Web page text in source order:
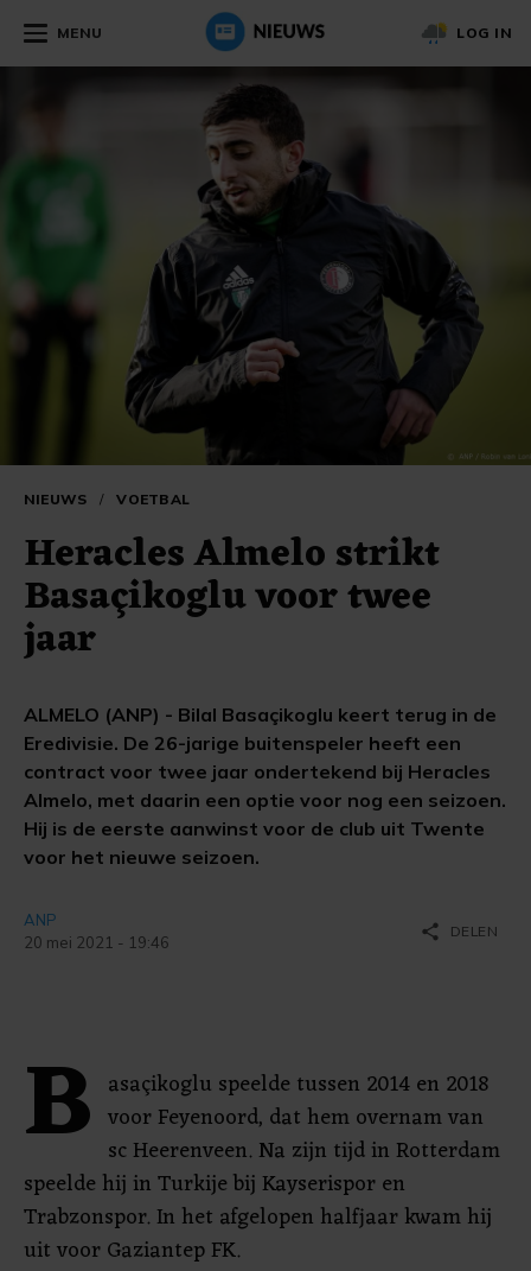
MENU LOG IN
NIEUWS / VOETBAL
Heracles Almelo strikt
Basaçikoglu voor twee
jaar
ALMELO (ANP) - Bilal Basaçikoglu keert terug in de
Eredivisie. De 26-jarige buitenspeler heeft een
contract voor twee jaar ondertekend bij Heracles
Almelo, met daarin een optie voor nog een seizoen.
Hij is de eerste aanwinst voor de club uit Twente
voor het nieuwe seizoen.
ANP
20 mei 2021 - 19:46
share DELEN
B asaçikoglu speelde tussen 2014 en 2018
voor Feyenoord, dat hem overnam van
sc Heerenveen. Na zijn tijd in Rotterdam
speelde hij in Turkije bij Kayserispor en
Trabzonspor. In het afgelopen halfjaar kwam hij
uit voor Gaziantep FK.